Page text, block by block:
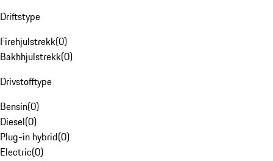
Driftstype
Firehjulstrekk(0)
Bakhhjulstrekk(0)
Drivstofftype
Bensin(0)
Diesel(0)
Plug-in hybrid(0)
Electric(0)